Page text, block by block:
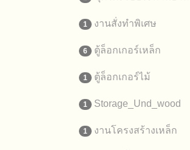
1 งานสั่งทำพิเศษ
6 ตู้ล็อกเกอร์เหล็ก
1 ตู้ล็อกเกอร์ไม้
1 Storage_Und_wood
1 งานโครงสร้างเหล็ก